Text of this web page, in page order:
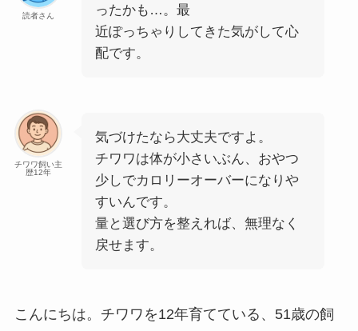
読者さん
ったかも…。最
近ぽっちゃりしてきた気がして心
配です。
チワワ飼い主
歴12年
気づけたなら大丈夫ですよ。
チワワは体が小さいぶん、おやつ
少しでカロリーオーバーになりや
すいんです。
量と選び方を整えれば、無理なく
戻せます。
こんにちは。チワワを12年育てている、51歳の飼